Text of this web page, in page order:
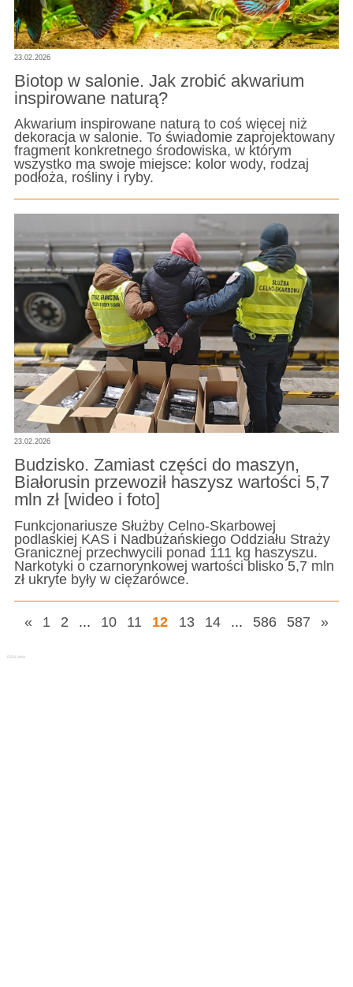
23.02.2026
Biotop w salonie. Jak zrobić akwarium
inspirowane naturą?
Akwarium inspirowane naturą to coś więcej niż
dekoracja w salonie. To świadomie zaprojektowany
fragment konkretnego środowiska, w którym
wszystko ma swoje miejsce: kolor wody, rodzaj
podłoża, rośliny i ryby.
23.02.2026
Budzisko. Zamiast części do maszyn,
Białorusin przewoził haszysz wartości 5,7
mln zł [wideo i foto]
Funkcjonariusze Służby Celno-Skarbowej
podlaskiej KAS i Nadbużańskiego Oddziału Straży
Granicznej przechwycili ponad 111 kg haszyszu.
Narkotyki o czarnorynkowej wartości blisko 5,7 mln
zł ukryte były w ciężarówce.
« 1 2 ... 10 11 12 13 14 ... 586 587 »